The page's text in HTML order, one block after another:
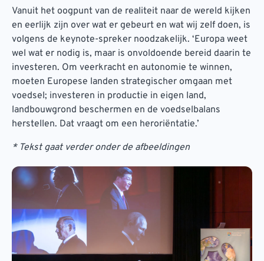
Vanuit het oogpunt van de realiteit naar de wereld kijken
en eerlijk zijn over wat er gebeurt en wat wij zelf doen, is
volgens de keynote-spreker noodzakelijk. ‘Europa weet
wel wat er nodig is, maar is onvoldoende bereid daarin te
investeren. Om veerkracht en autonomie te winnen,
moeten Europese landen strategischer omgaan met
voedsel; investeren in productie in eigen land,
landbouwgrond beschermen en de voedselbalans
herstellen. Dat vraagt om een heroriëntatie.’
* Tekst gaat verder onder de afbeeldingen